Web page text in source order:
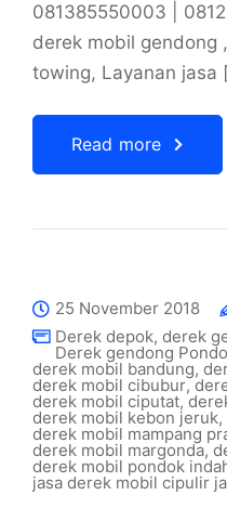
081385550003 |
derek mobil gendong
towing, Layanan jasa
Read more
25 November 2018
Derek depok, derek
Derek gendong
derek mobil bandung,
derek mobil cibubur,
derek mobil ciputat,
derek mobil kebon jeruk,
derek mobil mampang
derek mobil margonda,
derek mobil pondok
jasa derek mobil cipulir